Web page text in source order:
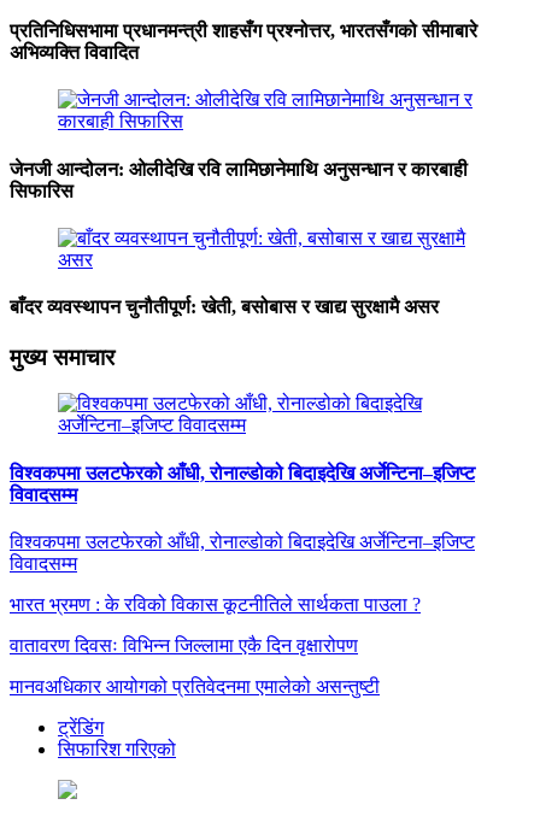
प्रतिनिधिसभामा प्रधानमन्त्री शाहसँग प्रश्नोत्तर, भारतसँगको सीमाबारे
अभिव्यक्ति विवादित
जेनजी आन्दोलन: ओलीदेखि रवि लामिछानेमाथि अनुसन्धान र कारबाही
सिफारिस
बाँदर व्यवस्थापन चुनौतीपूर्ण: खेती, बसोबास र खाद्य सुरक्षामै असर
मुख्य समाचार
विश्वकपमा उलटफेरको आँधी, रोनाल्डोको बिदाइदेखि अर्जेन्टिना–इजिप्ट
विवादसम्म
विश्वकपमा उलटफेरको आँधी, रोनाल्डोको बिदाइदेखि अर्जेन्टिना–इजिप्ट
विवादसम्म
भारत भ्रमण : के रविको विकास कूटनीतिले सार्थकता पाउला ?
वातावरण दिवसः विभिन्न जिल्लामा एकै दिन वृक्षारोपण
मानवअधिकार आयोगको प्रतिवेदनमा एमालेको असन्तुष्टी
ट्रेंडिंग
सिफारिश गरिएको